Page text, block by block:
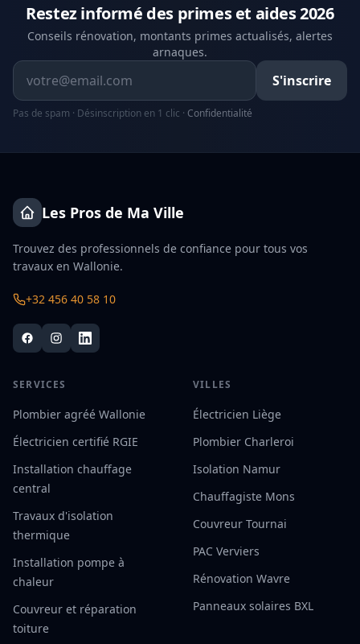
Restez informé des primes et aides 2026
Conseils rénovation, montants primes actualisés, alertes
arnaques.
Adresse email
S'inscrire
Pas de spam · Désinscription en 1 clic · Confidentialité
Les Pros de Ma Ville
Trouvez des professionnels de confiance pour tous vos
travaux en Wallonie.
+32 456 40 58 10
SERVICES
Plombier agréé Wallonie
Électricien certifié RGIE
Installation chauffage
central
Travaux d'isolation
thermique
Installation pompe à
chaleur
Couvreur et réparation
toiture
VILLES
Électricien Liège
Plombier Charleroi
Isolation Namur
Chauffagiste Mons
Couvreur Tournai
PAC Verviers
Rénovation Wavre
Panneaux solaires BXL